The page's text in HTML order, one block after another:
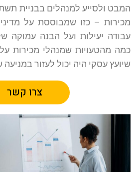
המבט ולסייע למנהלים בבניית
מכירות – כזו שמבוססת על
עבודה יעילות ועל הבנה עמוקה
כמה מהטעויות שמנהלי מכירות
שיועץ עסקי היה יכול לעזור במניעה
צרו קשר